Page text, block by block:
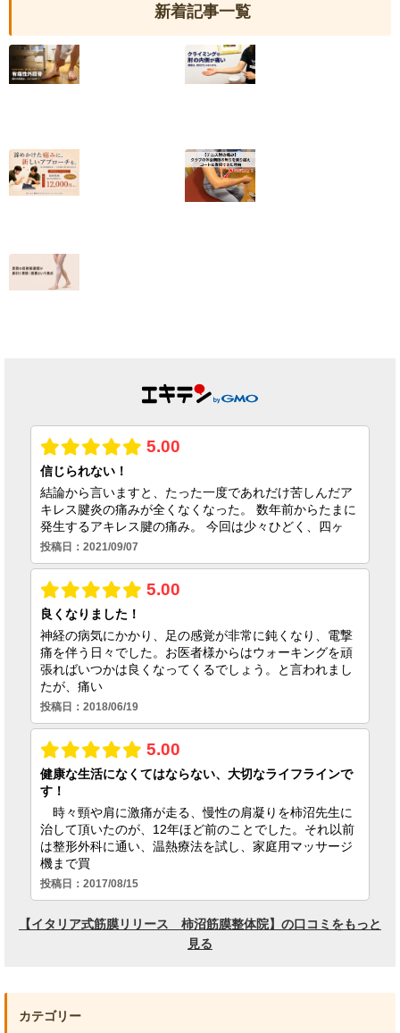
新着記事一覧
【有痛性外脛骨】
小6から続いた足
の内側の痛みが和
らいだ20代女性
クライミングで肘
の内側が痛い｜
2025年度日本代
表・平野夏海選手
【終了しました】
院名変更記念・初
回施術キャンペー
カテゴリー